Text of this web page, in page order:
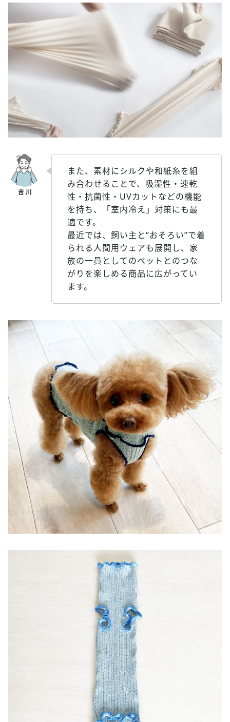
また、素材にシルクや和紙糸を組
み合わせることで、吸湿性・速乾
性・抗菌性・UVカットなどの機能
を持ち、「室内冷え」対策にも最
適です。
最近では、飼い主と“おそろい”で着
られる人間用ウェアも展開し、家
族の一員としてのペットとのつな
がりを楽しめる商品に広がってい
ます。